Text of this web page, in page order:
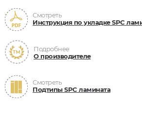
Смотреть
Инструкция по укладке SPC
Подробнее
О производителе
Смотреть
Подтипы SPC ламината